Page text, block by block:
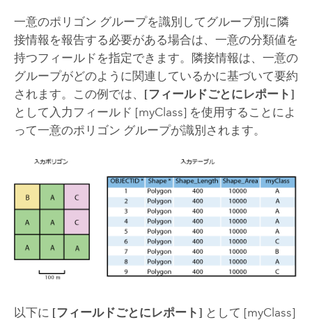
一意のポリゴン グループを識別してグループ別に隣
接情報を報告する必要がある場合は、一意の分類値を
持つフィールドを指定できます。隣接情報は、一意の
グループがどのように関連しているかに基づいて要約
されます。この例では、 [フィールドごとにレポート]
として入力フィールド [myClass] を使用することによ
って一意のポリゴン グループが識別されます。
以下に [フィールドごとにレポート] として [myClass]